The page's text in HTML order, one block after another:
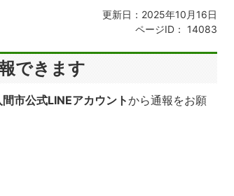
更新日：2025年10月16日
ページID：
14083
できます
間市公式LINEアカウントから通報をお願